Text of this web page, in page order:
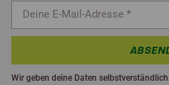
Wir geben deine Daten